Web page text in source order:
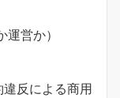
営か）
反による商用